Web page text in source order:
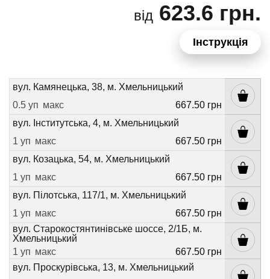
від 623.6 грн.
Інструкція
вул. Камянецька, 38, м. Хмельницький
0.5 уп макс
667.50 грн
вул. Інститутська, 4, м. Хмельницький
1 уп макс
667.50 грн
вул. Козацька, 54, м. Хмельницький
1 уп макс
667.50 грн
вул. Пілотська, 117/1, м. Хмельницький
1 уп макс
667.50 грн
вул. Старокостянтинівське шоссе, 2/1Б, м.
Хмельницький
1 уп макс
667.50 грн
вул. Проскурівська, 13, м. Хмельницький